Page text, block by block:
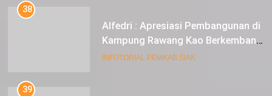
38
Alfedri : Apresiasi Pembangunan di
Kampung Rawang Kao Berkembang
Pesat
INFOTORIAL PEMKAB SIAK
39